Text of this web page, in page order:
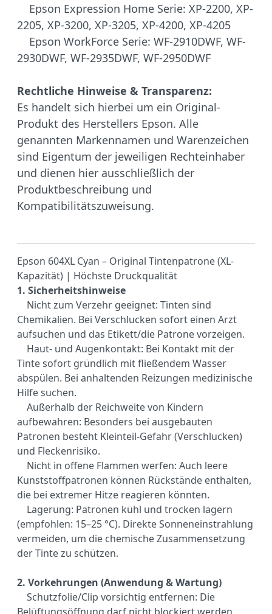
Epson Expression Home Serie: XP-2200, XP-
2205, XP-3200, XP-3205, XP-4200, XP-4205
Epson WorkForce Serie: WF-2910DWF, WF-
2930DWF, WF-2935DWF, WF-2950DWF
Rechtliche Hinweise & Transparenz:
Es handelt sich hierbei um ein Original-
Produkt des Herstellers Epson. Alle
genannten Markennamen und Warenzeichen
sind Eigentum der jeweiligen Rechteinhaber
und dienen hier ausschließlich der
Produktbeschreibung und
Kompatibilitätszuweisung.
Epson 604XL Cyan – Original Tintenpatrone (XL-
Kapazität) | Höchste Druckqualität
1. Sicherheitshinweise
Nicht zum Verzehr geeignet: Tinten sind
Chemikalien. Bei Verschlucken sofort einen Arzt
aufsuchen und das Etikett/die Patrone vorzeigen.
Haut- und Augenkontakt: Bei Kontakt mit der
Tinte sofort gründlich mit fließendem Wasser
abspülen. Bei anhaltenden Reizungen medizinische
Hilfe suchen.
Außerhalb der Reichweite von Kindern
aufbewahren: Besonders bei ausgebauten
Patronen besteht Kleinteil-Gefahr (Verschlucken)
und Fleckenrisiko.
Nicht in offene Flammen werfen: Auch leere
Kunststoffpatronen können Rückstände enthalten,
die bei extremer Hitze reagieren könnten.
Lagerung: Patronen kühl und trocken lagern
(empfohlen: 15–25 °C). Direkte Sonneneinstrahlung
vermeiden, um die chemische Zusammensetzung
der Tinte zu schützen.
2. Vorkehrungen (Anwendung & Wartung)
Schutzfolie/Clip vorsichtig entfernen: Die
Belüftungsöffnung darf nicht blockiert werden.